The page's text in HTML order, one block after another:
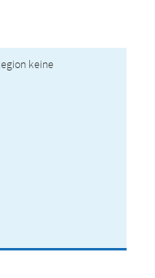
keine